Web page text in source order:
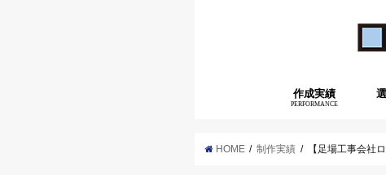
作成実績
PERFORMANCE
HOME 制作実績 【足場工事会社